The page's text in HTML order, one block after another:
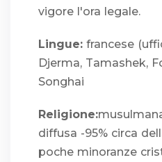
vigore l'ora legale.
Lingue: francese
Djerma, Tamashek,
Songhai
Religione:
diffusa -95% circa
poche minoranze